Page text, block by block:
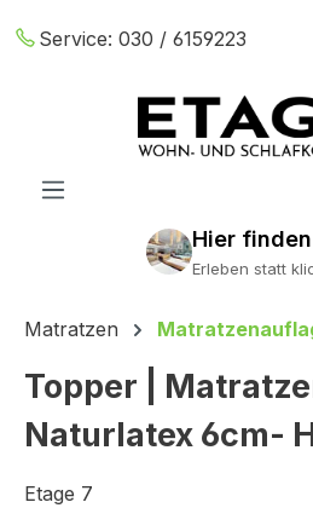
Zum Hauptinhalt springen
Service: 030 / 6159223
Erleben statt
Matratzen
Topper |
Naturlatex 6cm-
Etage 7